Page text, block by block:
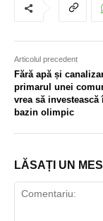
Articolul precedent
Fără apă și
primarul unei
vrea să investească
bazin olimpic
LĂSAȚI UN